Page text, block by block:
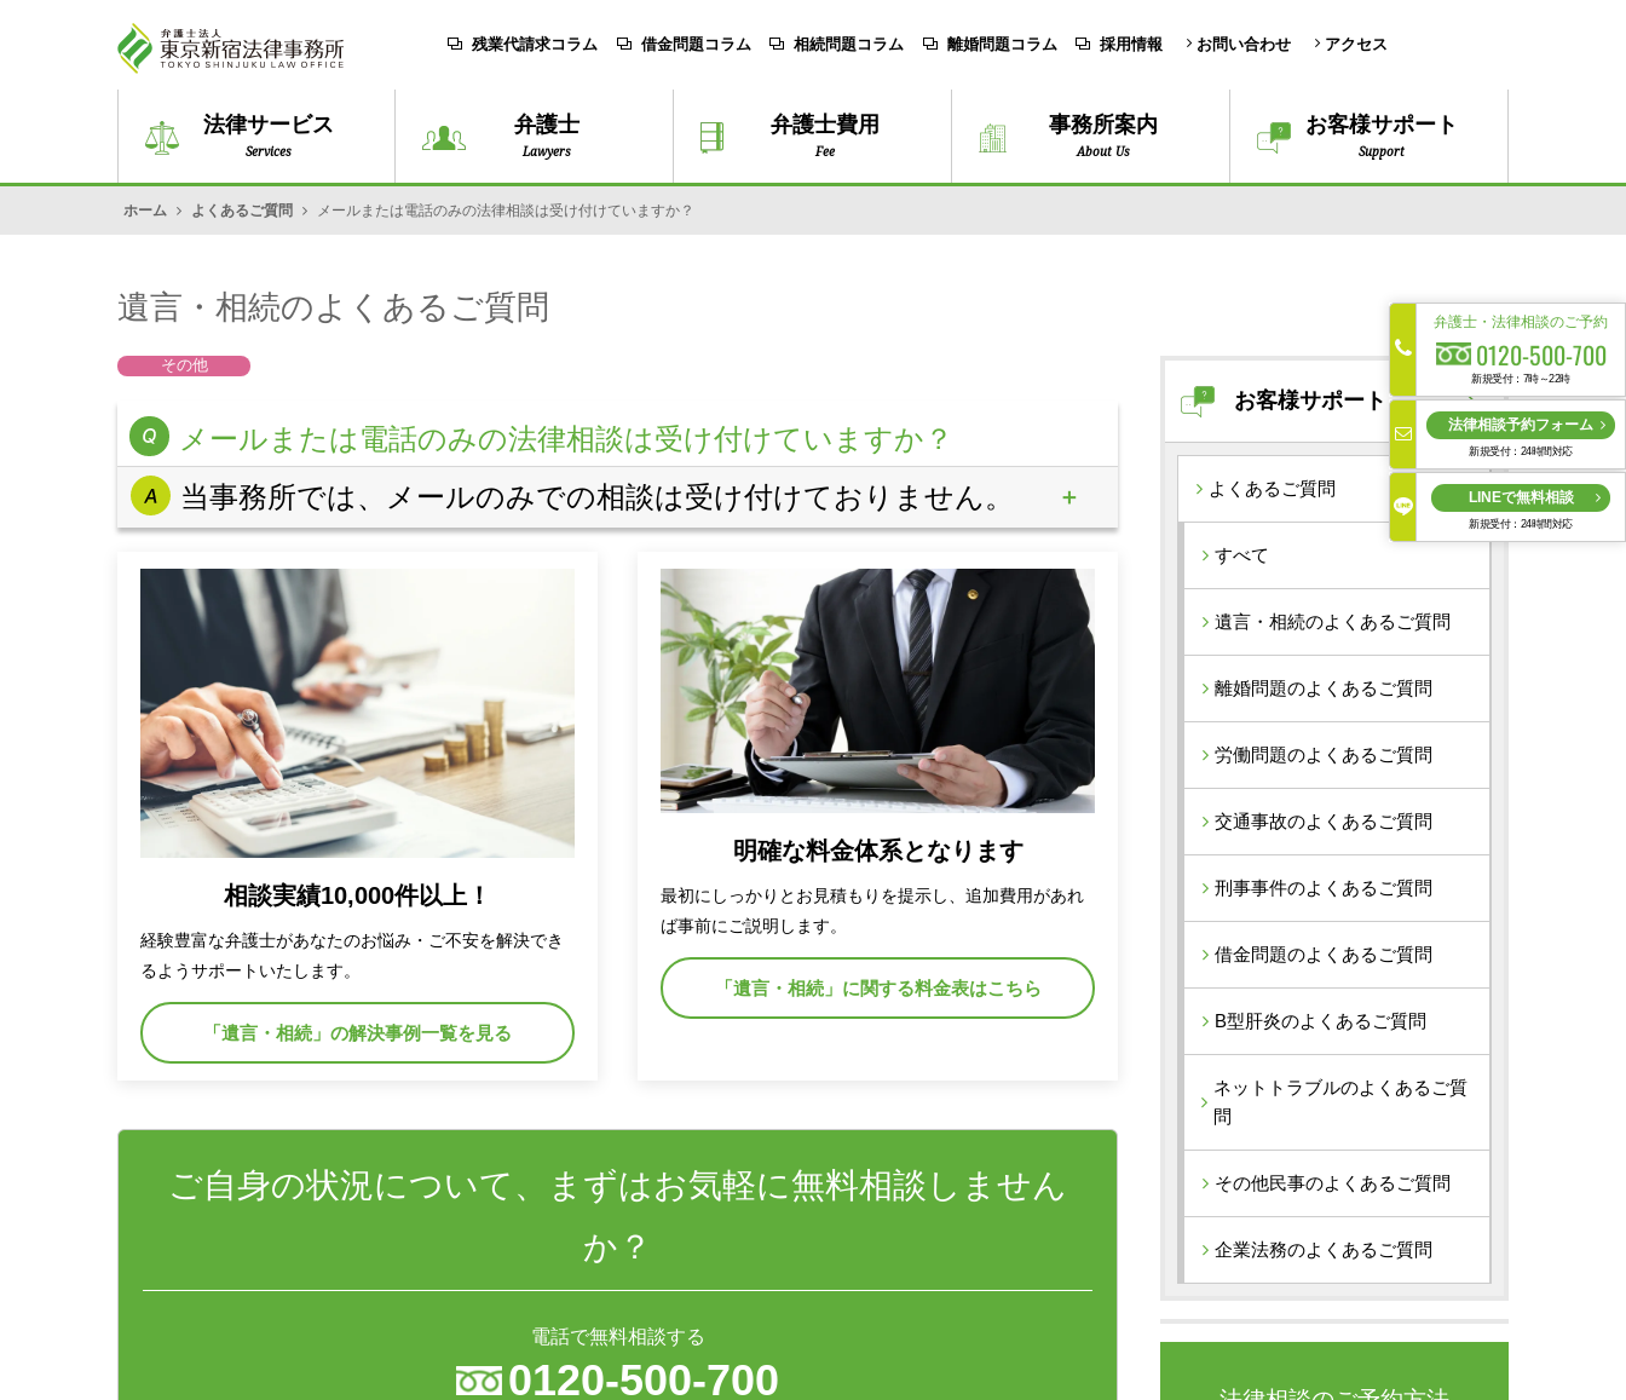
残業代請求コラム 借金問題コラム 相続問題コラム 離婚問題コラム 採用情報 お問い合わせ アクセス
法律サービス
Services
弁護士
Lawyers
弁護士費用
Fee
事務所案内
About Us
お客様サポート
Support
ホーム よくあるご質問 メールまたは電話のみの法律相談は受け付けていますか？
遺言・相続のよくあるご質問
その他
メールまたは電話のみの法律相談は受け付けていますか？
当事務所では、メールのみでの相談は受け付けておりません。
相談実績10,000件以上！
経験豊富な弁護士があなたのお悩み・ご不安を解決でき
るようサポートいたします。
「遺言・相続」の解決事例一覧を見る
明確な料金体系となります
最初にしっかりとお見積もりを提示し、追加費用があれ
ば事前にご説明します。
「遺言・相続」に関する料金表はこちら
ご自身の状況について、まずはお気軽に無料相談しません
か？
電話で無料相談する
0120-500-700
お客様サポート
よくあるご質問
すべて
遺言・相続のよくあるご質問
離婚問題のよくあるご質問
労働問題のよくあるご質問
交通事故のよくあるご質問
刑事事件のよくあるご質問
借金問題のよくあるご質問
B型肝炎のよくあるご質問
ネットトラブルのよくあるご質
問
その他民事のよくあるご質問
企業法務のよくあるご質問
弁護士・法律相談のご予約
0120-500-700
新規受付：7時～22時
法律相談予約フォーム
新規受付：24時間対応
LINEで無料相談
新規受付：24時間対応